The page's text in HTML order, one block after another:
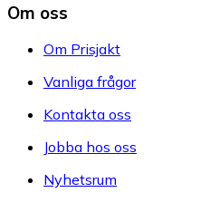
Om oss
Om Prisjakt
Vanliga frågor
Kontakta oss
Jobba hos oss
Nyhetsrum